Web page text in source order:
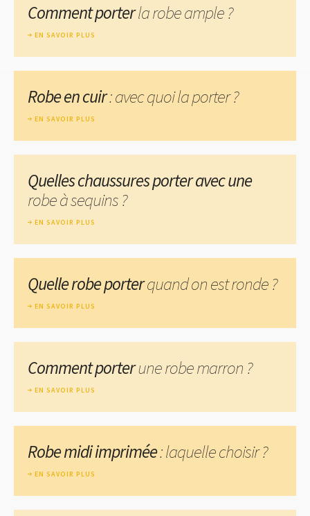
Comment porterla robe ample ?
EN SAVOIR PLUS
Robe en cuir: avec quoi la porter ?
EN SAVOIR PLUS
Quelles chaussures porter avec une
robe à sequins ?
EN SAVOIR PLUS
Quelle robe porterquand on est ronde ?
EN SAVOIR PLUS
Comment porterune robe marron ?
EN SAVOIR PLUS
Robe midi imprimée: laquelle choisir ?
EN SAVOIR PLUS